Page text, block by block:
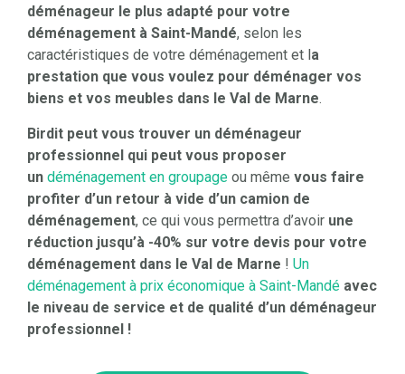
déménageur le plus adapté pour votre
déménagement à Saint-Mandé, selon les
caractéristiques de votre déménagement et l a
prestation que vous voulez pour déménager vos
biens et vos meubles dans le Val de Marne.
Birdit peut vous trouver un déménageur
professionnel qui peut vous proposer
un déménagement en groupage ou même vous faire
profiter d’un retour à vide d’un camion de
déménagement, ce qui vous permettra d’avoir une
réduction jusqu’à -40% sur votre devis pour votre
déménagement dans le Val de Marne ! Un
déménagement à prix économique à Saint-Mandé avec
le niveau de service et de qualité d’un déménageur
professionnel !